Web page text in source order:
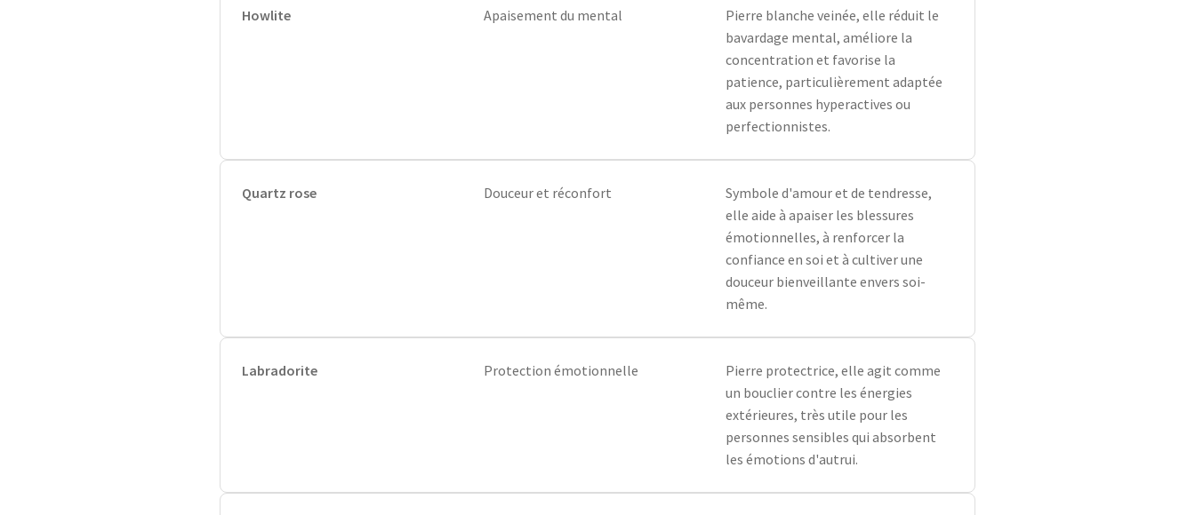
Howlite Apaisement du mental
Pierre blanche veinée, elle réduit le
bavardage mental, améliore la
concentration et favorise la
patience, particulièrement adaptée
aux personnes hyperactives ou
perfectionnistes.
Quartz rose Douceur et réconfort
Symbole d'amour et de tendresse,
elle aide à apaiser les blessures
émotionnelles, à renforcer la
confiance en soi et à cultiver une
douceur bienveillante envers soi-
même.
Labradorite Protection émotionnelle
Pierre protectrice, elle agit comme
un bouclier contre les énergies
extérieures, très utile pour les
personnes sensibles qui absorbent
les émotions d'autrui.